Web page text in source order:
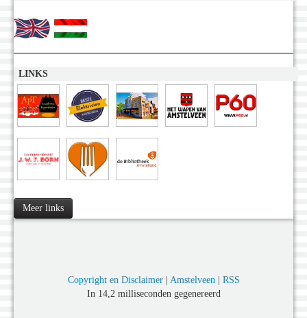
LINKS
Meer links
Copyright en Disclaimer| Amstelveen| RSS
In 14,2 milliseconden gegenereerd